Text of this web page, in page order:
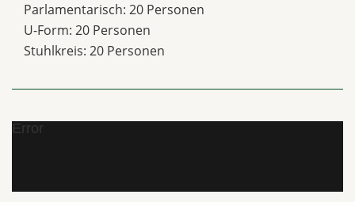
Parlamentarisch: 20 Personen
U-Form: 20 Personen
Stuhlkreis: 20 Personen
Error